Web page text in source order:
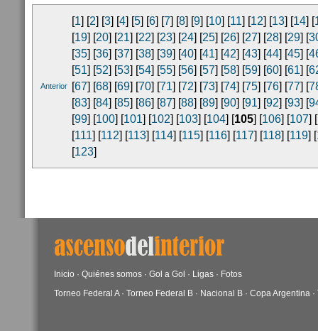
Anterior
[1] [2] [3] [4] [5] [6] [7] [8] [9] [10] [11] [12] [13] [14] [
[19] [20] [21] [22] [23] [24] [25] [26] [27] [28] [29] [
[35] [36] [37] [38] [39] [40] [41] [42] [43] [44] [45] [
[51] [52] [53] [54] [55] [56] [57] [58] [59] [60] [61] [
[67] [68] [69] [70] [71] [72] [73] [74] [75] [76] [77] [
[83] [84] [85] [86] [87] [88] [89] [90] [91] [92] [93] [
[99] [100] [101] [102] [103] [104] [105] [106] [107] [
[111] [112] [113] [114] [115] [116] [117] [118] [119] [
[123]
Inicio · Quiénes somos · Gol a Gol · Ligas · Fotos
Torneo Federal A· Torneo Federal B · Nacional B · Copa Argentina ·